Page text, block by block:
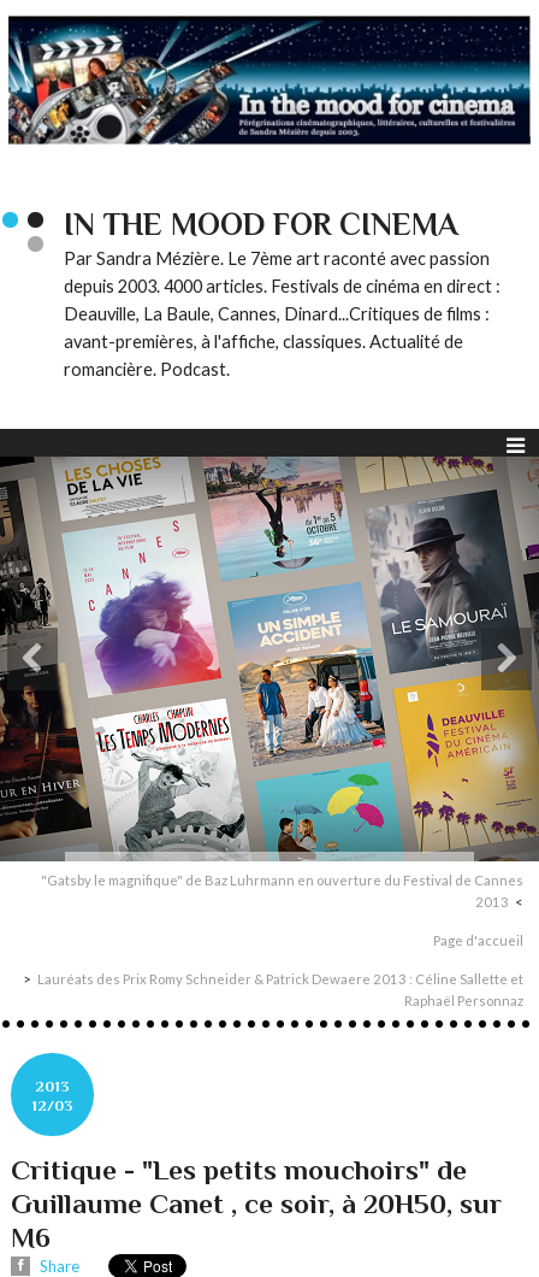
IN THE MOOD FOR CINEMA
Par Sandra Mézière. Le 7ème art raconté avec passion
depuis 2003. 4000 articles. Festivals de cinéma en direct :
Deauville, La Baule, Cannes, Dinard...Critiques de films :
avant-premières, à l'affiche, classiques. Actualité de
romancière. Podcast.
"Gatsby le magnifique" de Baz Luhrmann en ouverture du Festival de Cannes
2013
Page d'accueil
Lauréats des Prix Romy Schneider & Patrick Dewaere 2013 : Céline Sallette et
Raphaël Personnaz
2013
12/03
Critique - "Les petits mouchoirs" de
Guillaume Canet , ce soir, à 20H50, sur
M6
Share